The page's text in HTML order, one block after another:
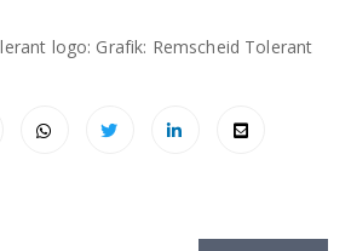
logo: Grafik: Remscheid Tolerant